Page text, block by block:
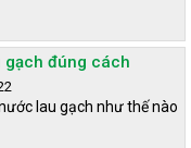
gạch đúng cách
lau gạch như thế nào